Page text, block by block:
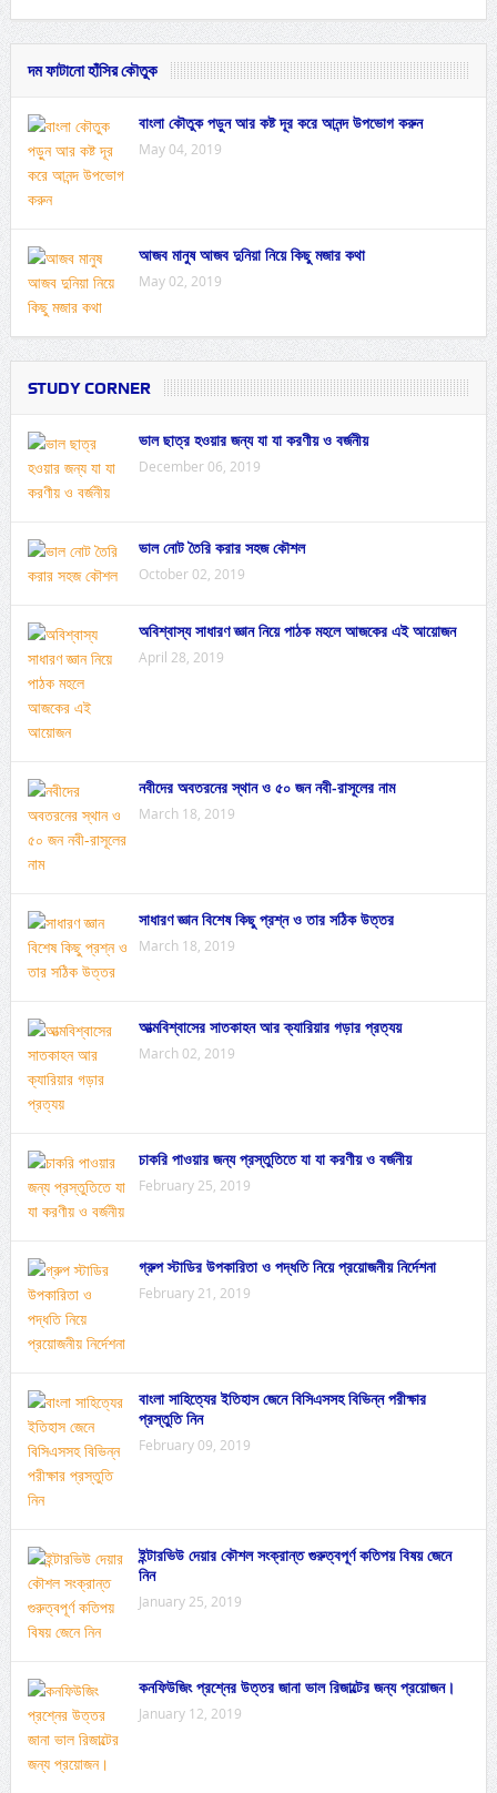
দম ফাটানো হাঁসির কৌতুক
বাংলা কৌতুক পড়ুন আর কষ্ট দূর করে আনন্দ উপভোগ করুন
May 04, 2019
আজব মানুষ আজব দুনিয়া নিয়ে কিছু মজার কথা
May 02, 2019
STUDY CORNER
ভাল ছাত্র হওয়ার জন্য যা যা করণীয় ও বর্জনীয়
December 06, 2019
ভাল নোট তৈরি করার সহজ কৌশল
October 02, 2019
অবিশ্বাস্য সাধারণ জ্ঞান নিয়ে পাঠক মহলে আজকের এই আয়োজন
April 28, 2019
নবীদের অবতরনের স্থান ও ৫০ জন নবী-রাসূলের নাম
March 18, 2019
সাধারণ জ্ঞান বিশেষ কিছু প্রশ্ন ও তার সঠিক উত্তর
March 18, 2019
আত্মবিশ্বাসের সাতকাহন আর ক্যারিয়ার গড়ার প্রত্যয়
March 02, 2019
চাকরি পাওয়ার জন্য প্রস্তুতিতে যা যা করণীয় ও বর্জনীয়
February 25, 2019
গ্রুপ স্টাডির উপকারিতা ও পদ্ধতি নিয়ে প্রয়োজনীয় নির্দেশনা
February 21, 2019
বাংলা সাহিত্যের ইতিহাস জেনে বিসিএসসহ বিভিন্ন পরীক্ষার
প্রস্তুতি নিন
February 09, 2019
ইন্টারভিউ দেয়ার কৌশল সংক্রান্ত গুরুত্বপূর্ণ কতিপয় বিষয় জেনে
নিন
January 25, 2019
কনফিউজিং প্রশ্নের উত্তর জানা ভাল রিজাল্টের জন্য প্রয়োজন।
January 12, 2019